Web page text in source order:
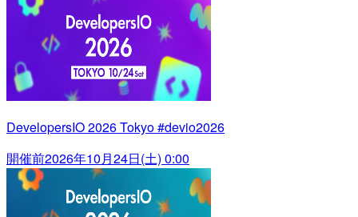
DevelopersIO 2026 Tokyo #devio2026
開催前2026年10月24日(土) 0:00